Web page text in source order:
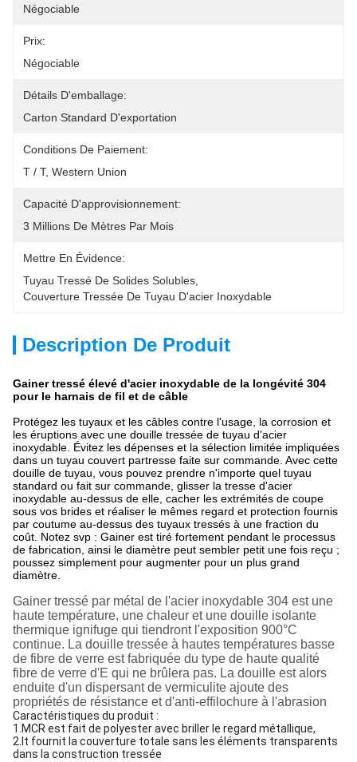
Négociable
Prix:
Négociable
Détails D'emballage:
Carton Standard D'exportation
Conditions De Paiement:
T / T, Western Union
Capacité D'approvisionnement:
3 Millions De Mètres Par Mois
Mettre En Évidence:
Tuyau Tressé De Solides Solubles
Couverture Tressée De Tuyau D'acier Inoxydable
Description De Produit
Gainer tressé élevé d'acier inoxydable de la longévité 304
pour le harnais de fil et de câble
Protégez les tuyaux et les câbles contre l'usage, la corrosion et
les éruptions avec une douille tressée de tuyau d'acier
inoxydable. Évitez les dépenses et la sélection limitée impliquées
dans un tuyau couvert partresse faite sur commande. Avec cette
douille de tuyau, vous pouvez prendre n'importe quel tuyau
standard ou fait sur commande, glisser la tresse d'acier
inoxydable au-dessus de elle, cacher les extrémités de coupe
sous vos brides et réaliser le mêmes regard et protection fournis
par coutume au-dessus des tuyaux tressés à une fraction du
coût. Notez svp : Gainer est tiré fortement pendant le processus
de fabrication, ainsi le diamètre peut sembler petit une fois reçu ;
poussez simplement pour augmenter pour un plus grand
diamètre.
Gainer tressé par métal de l'acier inoxydable 304 est une
haute température, une chaleur et une douille isolante
thermique ignifuge qui tiendront l'exposition 900°C
continue. La douille tressée à hautes températures basse
de fibre de verre est fabriquée du type de haute qualité
fibre de verre d'E qui ne brûlera pas. La douille est alors
enduite d'un dispersant de vermiculite ajoute des
propriétés de résistance et d'anti-effilochure à l'abrasion
Caractéristiques du produit :
1.MCR est fait de polyester avec briller le regard métallique,
2.It fournit la couverture totale sans les éléments transparents
dans la construction tressée